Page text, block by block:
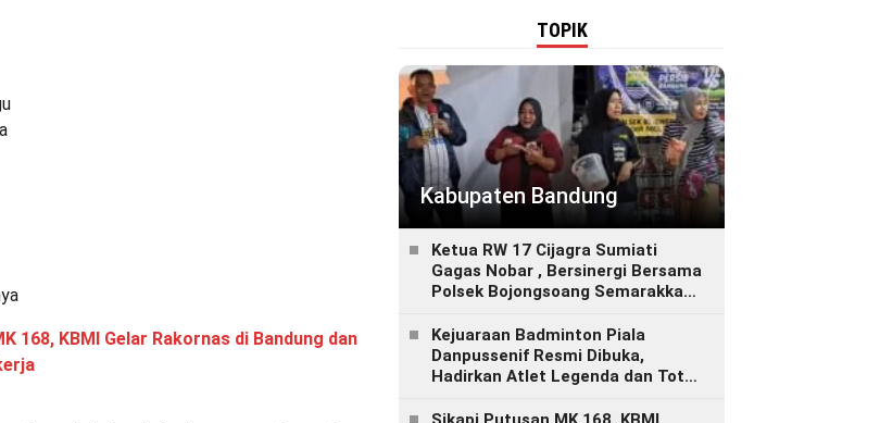
168, KBMI Gelar Rakornas di Bandung dan
TOPIK
Kabupaten Bandung
Ketua RW 17 Cijagra Sumiati
Gagas Nobar , Bersinergi Bersama
Polsek Bojongsoang Semarakkan
Kejuaraan Badminton Piala
Danpussenif Resmi Dibuka,
Hadirkan Atlet Legenda dan Total